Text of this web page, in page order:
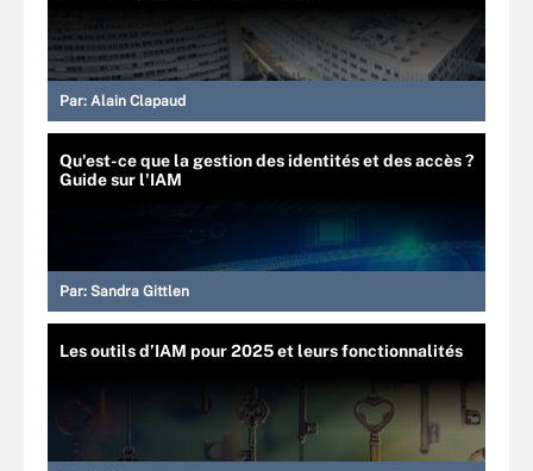
Par: Alain Clapaud
Qu'est-ce que la gestion des identités et des accès ?
Guide sur l'IAM
Par: Sandra Gittlen
Les outils d’IAM pour 2025 et leurs fonctionnalités